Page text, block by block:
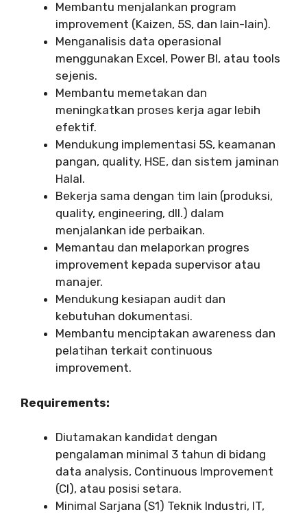
Membantu menjalankan program
improvement (Kaizen, 5S, dan lain-lain).
Menganalisis data operasional
menggunakan Excel, Power BI, atau tools
sejenis.
Membantu memetakan dan
meningkatkan proses kerja agar lebih
efektif.
Mendukung implementasi 5S, keamanan
pangan, quality, HSE, dan sistem jaminan
Halal.
Bekerja sama dengan tim lain (produksi,
quality, engineering, dll.) dalam
menjalankan ide perbaikan.
Memantau dan melaporkan progres
improvement kepada supervisor atau
manajer.
Mendukung kesiapan audit dan
kebutuhan dokumentasi.
Membantu menciptakan awareness dan
pelatihan terkait continuous
improvement.
Requirements:
Diutamakan kandidat dengan
pengalaman minimal 3 tahun di bidang
data analysis, Continuous Improvement
(CI), atau posisi setara.
Minimal Sarjana (S1) Teknik Industri, IT,